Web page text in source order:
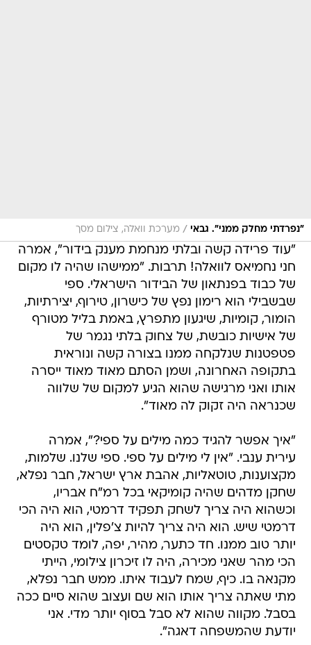
"נפרדתי מחלק ממני". גבאי / מערכת וואלה, צילום מסך
"עוד פרידה קשה ובלתי מנחמת מענק בידור", אמרה
חני נחמיאס לוואלה! תרבות. "ממישהו שהיה לו מקום
של כבוד בפנתאון של הבידור הישראלי. ספי
שבשבילי הוא רימון נפץ של כישרון, טירוף, יצירתיות,
הומור, קומיות, שיגעון מתפרץ, באמת בליל מטורף
של אישיות כובשת, של צחוק בלתי נגמר של
פטפטנות שנלקחה ממנו בצורה קשה ונוראית
בתקופה האחרונה, ושמן הסתם מאוד מאוד ייסרה
אותו ואני מרגישה שהוא הגיע למקום של שלווה
שכנראה היה זקוק לה מאוד".
"איך אפשר להגיד כמה מילים על ספי?", אמרה
עירית ענבי. "אין לי מילים על ספי. ספי שלנו. שלמות,
מקצוענות, טוטאליות, אהבת ארץ ישראל, חבר נפלא,
שחקן מדהים שהיה קומיקאי בכל רמ"ח אבריו,
וכשהוא היה צריך לשחק תפקיד דרמטי, הוא היה הכי
דרמטי שיש. הוא היה צריך להיות צ'פלין, הוא היה
יותר טוב ממנו. חד כתער, מהיר, יפה, לומד טקסטים
הכי מהר שאני מכירה, היה לו זיכרון צילומי, הייתי
מקנאה בו. כיף, שמח לעבוד איתו. ממש חבר נפלא,
מתי שאתה צריך אותו הוא שם ועצוב שהוא סיים ככה
בסבל. מקווה שהוא לא סבל בסוף יותר מדי. אני
יודעת שהמשפחה דאגה".